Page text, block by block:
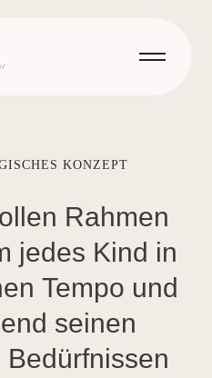
KONZEPT
Rahmen
jedes Kind in
Tempo und
seinen
Bedürfnissen